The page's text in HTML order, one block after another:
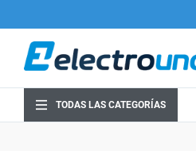
TODAS LAS CATEGORÍAS